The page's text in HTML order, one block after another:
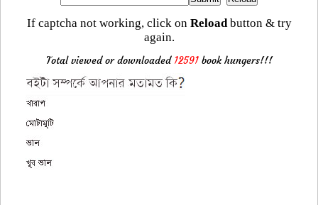
If captcha not working, click on Reloadbutton & try
again.
Total viewed or downloaded 12591book hungers!!!